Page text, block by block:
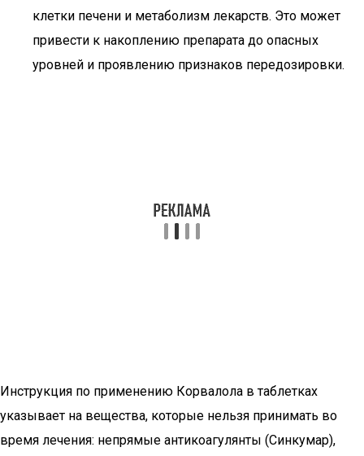
клетки печени и метаболизм лекарств. Это может
привести к накоплению препарата до опасных
уровней и проявлению признаков передозировки.
Инструкция по применению Корвалола в таблетках
указывает на вещества, которые нельзя принимать во
время лечения: непрямые антикоагулянты (Синкумар),